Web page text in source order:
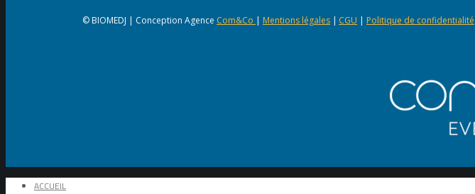
© BIOMEDJ | Conception Agence Com&Co | Mentions légales | CGU | Politique de confidentialité
ACCUEIL